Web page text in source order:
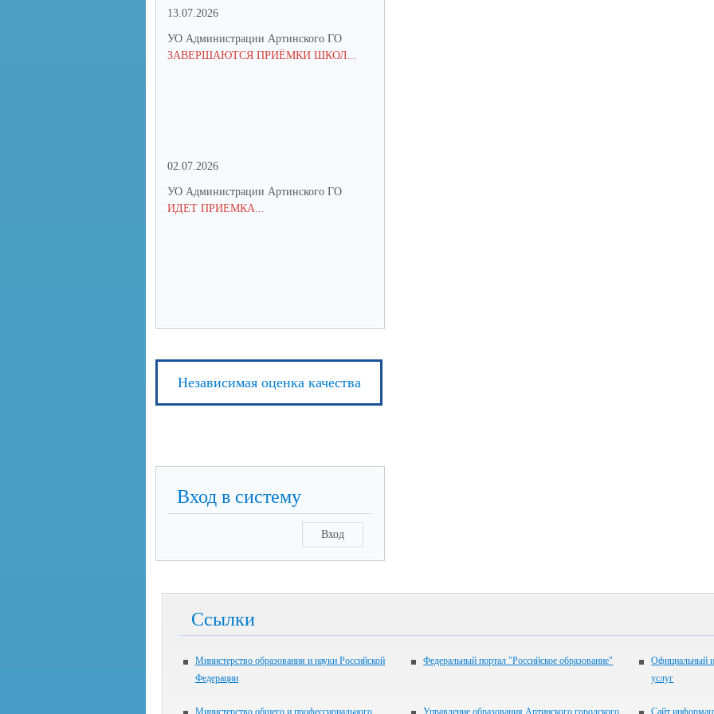
13.07.2026
УО Администрации Артинского ГО
ЗАВЕРШАЮТСЯ ПРИЁМКИ ШКОЛ...
02.07.2026
УО Администрации Артинского ГО
ИДЕТ ПРИЕМКА...
Независимая оценка качества
Вход в систему
Вход
Ссылки
Министерство образования и науки Российской
Федерации
Федеральный портал "Российское образование"
Официальный
услуг
Министерство общего и профессионального Управление образования Артинского городского Сайт